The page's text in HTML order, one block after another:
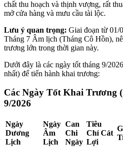
chất thu hoạch và thịnh vượng, rất
mở cửa hàng và mưu cầu tài lộc.
Lưu ý quan trọng: Giai đoạn từ 01/
Tháng 7 Âm lịch (Tháng Cô Hồn),
trương lớn trong thời gian này.
Dưới đây là các ngày tốt tháng 9/
nhất) để tiến hành khai trương:
Các Ngày Tốt Khai Trương
9/2026
Ngày
Dương
Lịch
Ngày
Âm
Lịch
Can
Chi
Ngày
Tiêu
Chí Cát
Lợi